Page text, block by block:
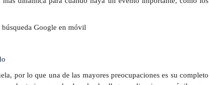
por lo que una de las mayores preocupaciones es su completo